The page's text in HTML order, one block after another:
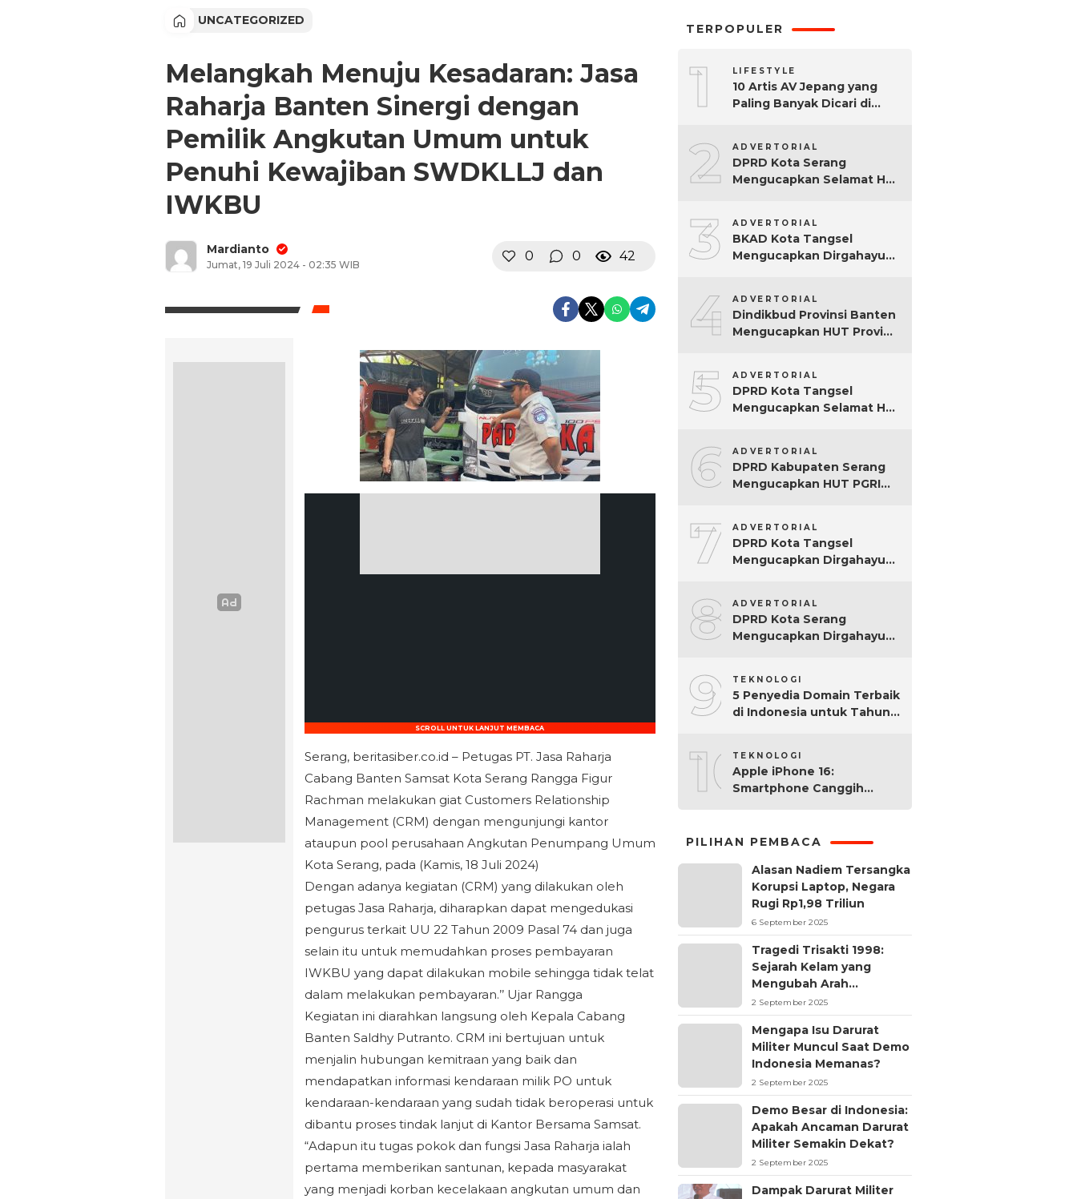
UNCATEGORIZED
Melangkah Menuju Kesadaran: Jasa
Raharja Banten Sinergi dengan
Pemilik Angkutan Umum untuk
Penuhi Kewajiban SWDKLLJ dan
IWKBU
Mardianto
Jumat, 19 Juli 2024 - 02:35 WIB
0 0 42
SCROLL UNTUK LANJUT MEMBACA
Serang, beritasiber.co.id – Petugas PT. Jasa Raharja
Cabang Banten Samsat Kota Serang Rangga Figur
Rachman melakukan giat Customers Relationship
Management (CRM) dengan mengunjungi kantor
ataupun pool perusahaan Angkutan Penumpang Umum
Kota Serang, pada (Kamis, 18 Juli 2024)
Dengan adanya kegiatan (CRM) yang dilakukan oleh
petugas Jasa Raharja, diharapkan dapat mengedukasi
pengurus terkait UU 22 Tahun 2009 Pasal 74 dan juga
selain itu untuk memudahkan proses pembayaran
IWKBU yang dapat dilakukan mobile sehingga tidak telat
dalam melakukan pembayaran.’’ Ujar Rangga
Kegiatan ini diarahkan langsung oleh Kepala Cabang
Banten Saldhy Putranto. CRM ini bertujuan untuk
menjalin hubungan kemitraan yang baik dan
mendapatkan informasi kendaraan milik PO untuk
kendaraan-kendaraan yang sudah tidak beroperasi untuk
dibantu proses tindak lanjut di Kantor Bersama Samsat.
“Adapun itu tugas pokok dan fungsi Jasa Raharja ialah
pertama memberikan santunan, kepada masyarakat
yang menjadi korban kecelakaan angkutan umum dan
TERPOPULER
1 LIFESTYLE
10 Artis AV Jepang yang
Paling Banyak Dicari di
2 ADVERTORIAL
DPRD Kota Serang
Mengucapkan Selamat Hari
3 ADVERTORIAL
BKAD Kota Tangsel
Mengucapkan Dirgahayu
4 ADVERTORIAL
Dindikbud Provinsi Banten
Mengucapkan HUT Provinsi
5 ADVERTORIAL
DPRD Kota Tangsel
Mengucapkan Selamat Hari
6 ADVERTORIAL
DPRD Kabupaten Serang
Mengucapkan HUT PGRI
7 ADVERTORIAL
DPRD Kota Tangsel
Mengucapkan Dirgahayu
8 ADVERTORIAL
DPRD Kota Serang
Mengucapkan Dirgahayu
9 TEKNOLOGI
5 Penyedia Domain Terbaik
di Indonesia untuk Tahun
10TEKNOLOGI
Apple iPhone 16:
Smartphone Canggih
PILIHAN PEMBACA
Alasan Nadiem Tersangka
Korupsi Laptop, Negara
Rugi Rp1,98 Triliun
6 September 2025
Tragedi Trisakti 1998:
Sejarah Kelam yang
Mengubah Arah
Reformasi Indonesia
2 September 2025
Mengapa Isu Darurat
Militer Muncul Saat Demo
Indonesia Memanas?
2 September 2025
Demo Besar di Indonesia:
Apakah Ancaman Darurat
Militer Semakin Dekat?
2 September 2025
Dampak Darurat Militer